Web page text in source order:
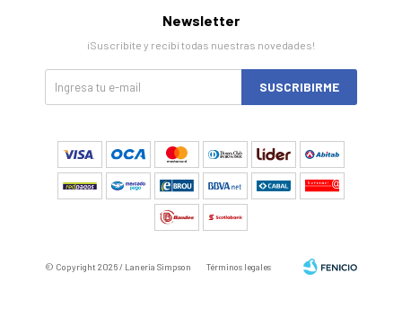
Newsletter
¡Suscribite y recibí todas nuestras novedades!
SUSCRIBIRME
© Copyright 2026 / Laneria Simpson Términos legales